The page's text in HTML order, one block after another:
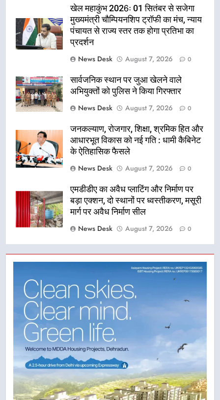
खेल महाकुंभ 2026ः 01 सितंबर से सजेगा
मुख्यमंत्री चौम्पियनशिप ट्रॉफी का मंच, न्याय
पंचायत से राज्य स्तर तक होगा प्रतिभा का
प्रदर्शन
News Desk
August 7, 2026 0
सार्वजनिक स्थान पर जुआ खेलने वाले
अभियुक्तों को पुलिस ने किया गिरफ्तार
News Desk
August 7, 2026 0
जनकल्याण, रोजगार, शिक्षा, श्रमिक हित और
आधारभूत विकास को नई गति : धामी कैबिनेट
के ऐतिहासिक फैसले
News Desk
August 7, 2026 0
एमडीडीए का अवैध प्लाटिंग और निर्माण पर
बड़ा एक्शन, दो स्थानों पर ध्वस्तीकरण, मसूरी
मार्ग पर अवैध निर्माण सील
News Desk
August 7, 2026 0